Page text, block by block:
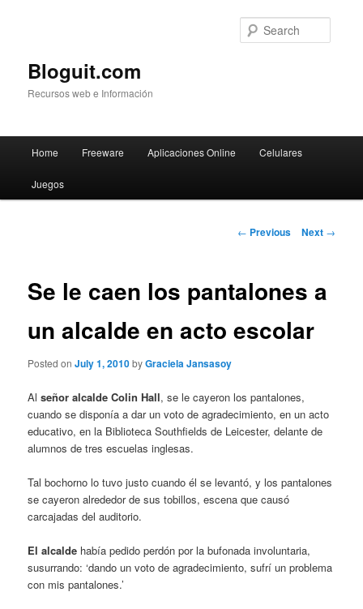
Bloguit.com
Recursos web e Información
Skip
to
Home Freeware Aplicaciones Online Celulares
Juegos
Post
← Previous Next →
Se le caen los pantalones a
un alcalde en acto escolar
Posted onJuly 1, 2010byGraciela Jansasoy
Alseñor alcalde Colin Hall, se le cayeron los pantalones,
cuando se disponía a dar un voto de agradecimiento, en un acto
educativo, en la Biblioteca Southfields de Leicester, delante de
alumnos de tres escuelas inglesas.
Tal bochorno lo tuvo justo cuando él se levantó, y los pantalones
se cayeron alrededor de sus tobillos, escena que causó
carcajadas del auditorio.
El alcalde había pedido perdón por la bufonada involuntaria,
susurrando: ‘dando un voto de agradecimiento, sufrí un problema
con mis pantalones.’